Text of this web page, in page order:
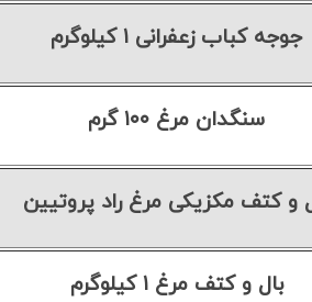
جوجه کباب زعفرانی ۱ کیلوگرم
سنگدان مرغ ۱۰۰ گرم
و کتف مکزیکی مرغ راد پروتیین
بال و کتف مرغ ۱ کیلوگرم